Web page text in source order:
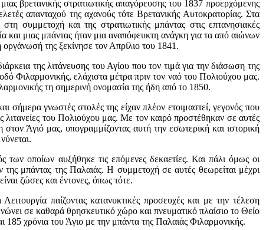
βρετανικής στρατιωτικής απαγόρευσης του 1837 προερχόμενης
απανταχού της αχανούς τότε Βρετανικής Αυτοκρατορίας. Στα
συμμετοχή και της στρατιωτικής μπάντας στις επτανησιακές
και μιας μπάντας ήταν μια αναπόφευκτη ανάγκη για τα από αιώνων
της ξεκίνησε τον Απρίλιο του 1841.
της λιτάνευσης του Αγίου που τον τιμά για την διάσωση της
Φιλαρμονικής, ελάχιστα μέτρα πριν τον ναό του Πολιούχου μας.
τη σημερινή ονομασία της ήδη από το 1850.
γνωστές στολές της είχαν πλέον ετοιμαστεί, γεγονός που
του Πολιούχου μας. Με τον καιρό προστέθηκαν σε αυτές
Άγιό μας, υπογραμμίζοντας αυτή την εσωτερική και ιστορική
οποίων αυξήθηκε τις επόμενες δεκαετίες. Και πάλι όμως οι
μπάντας της Παλαιάς. Η συμμετοχή σε αυτές θεωρείται μέχρι
ζώσες και έντονες, όπως τότε.
παίζοντας κατανυκτικές προσευχές και με την τέλεση
σε καθαρά θρησκευτικό χώρο και πνευματικό πλαίσιο το Θείο
χρόνια του Άγιο με την μπάντα της Παλαιάς Φιλαρμονικής.